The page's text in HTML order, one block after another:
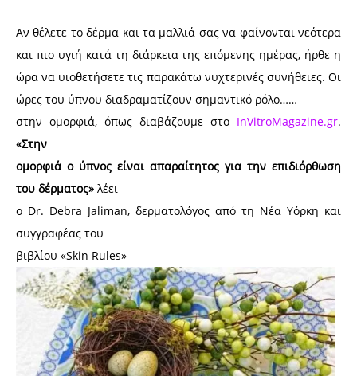
Αν θέλετε το δέρμα και τα μαλλιά σας να φαίνονται νεότερα
και πιο υγιή κατά τη διάρκεια της επόμενης ημέρας, ήρθε η
ώρα να υιοθετήσετε τις παρακάτω νυχτερινές συνήθειες. Οι
ώρες του ύπνου διαδραματίζουν σημαντικό ρόλο……
στην ομορφιά, όπως διαβάζουμε στο InVitroMagazine.gr.
«Στην
ομορφιά ο ύπνος είναι απαραίτητος για την επιδιόρθωση
του δέρματος» λέει
ο Dr. Debra Jaliman, δερματολόγος από τη Νέα Υόρκη και
συγγραφέας του
βιβλίου «Skin Rules»